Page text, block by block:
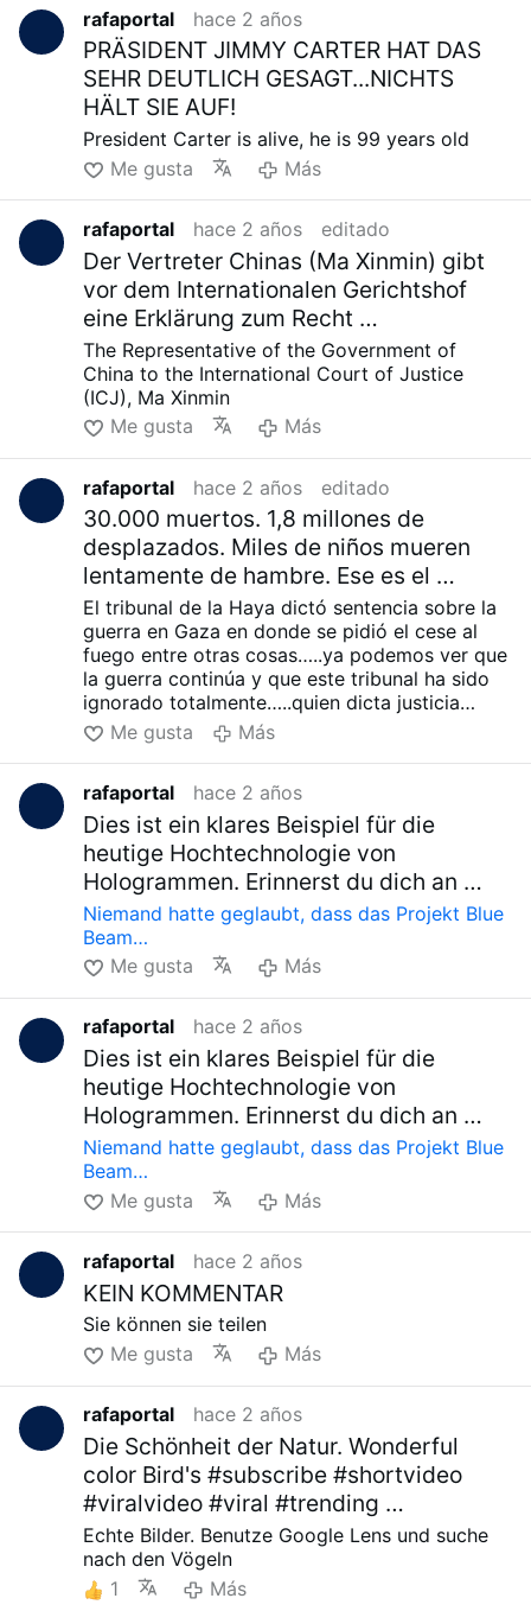
rechtfertigen, was passiert. Und lassen Sie
mich Sie daran erinnern, wer es ist, der die
Majestät Jesu Christi nicht anerkennt und ihn
nicht nur leugnet, sondern ihn auch foltert und
tötet, wie sie es jetzt tun.
rafaportal hace 2 años
PRÄSIDENT JIMMY CARTER HAT DAS
SEHR DEUTLICH GESAGT...NICHTS
HÄLT SIE AUF!
President Carter is alive, he is 99 years old
Me gusta
Más
rafaportal hace 2 años editado
Der Vertreter Chinas (Ma Xinmin) gibt
vor dem Internationalen Gerichtshof
eine Erklärung zum Recht …
The Representative of the Government of
China to the International Court of Justice
(ICJ), Ma Xinmin
Me gusta
Más
rafaportal hace 2 años editado
30.000 muertos. 1,8 millones de
desplazados. Miles de niños mueren
lentamente de hambre. Ese es el …
El tribunal de la Haya dictó sentencia sobre la
guerra en Gaza en donde se pidió el cese al
fuego entre otras cosas…..ya podemos ver que
la guerra continúa y que este tribunal ha sido
ignorado totalmente…..quien dicta justicia
entonces?????….y la ONU? …bien gracias!
Me gusta Más
rafaportal hace 2 años
Dies ist ein klares Beispiel für die
heutige Hochtechnologie von
Hologrammen. Erinnerst du dich an …
Niemand hatte geglaubt, dass das Projekt Blue
Beam…
Me gusta
Más
rafaportal hace 2 años
Dies ist ein klares Beispiel für die
heutige Hochtechnologie von
Hologrammen. Erinnerst du dich an …
Niemand hatte geglaubt, dass das Projekt Blue
Beam…
Me gusta
Más
rafaportal hace 2 años
KEIN KOMMENTAR
Sie können sie teilen
Me gusta
Más
rafaportal hace 2 años
Die Schönheit der Natur. Wonderful
color Bird's #subscribe #shortvideo
#viralvideo #viral #trending …
Echte Bilder. Benutze Google Lens und suche
nach den Vögeln
1
Más